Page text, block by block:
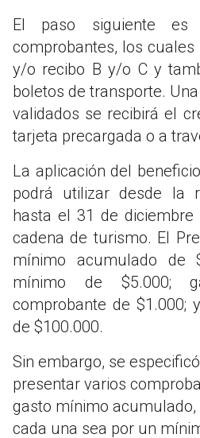
El paso siguiente
comprobantes, los
y/o recibo B y/o C y
boletos de transporte.
validados se recibirá el
tarjeta precargada o a
La aplicación del
podrá utilizar desde la
hasta el 31 de
cadena de turismo. El
mínimo acumulado de
mínimo de $5.000;
comprobante de $1.000;
de $100.000.
Sin embargo, se
presentar varios
gasto mínimo
cada una sea por un